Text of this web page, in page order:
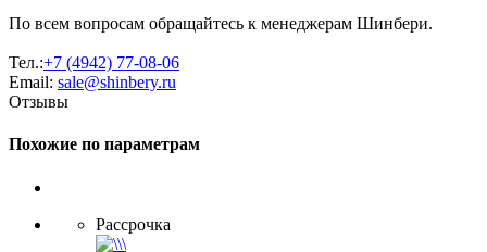
По всем вопросам обращайтесь к менеджерам Шинбери.
Тел.:+7 (4942) 77-08-06
Email: sale@shinbery.ru
Отзывы
Похожие по параметрам
Рассрочка